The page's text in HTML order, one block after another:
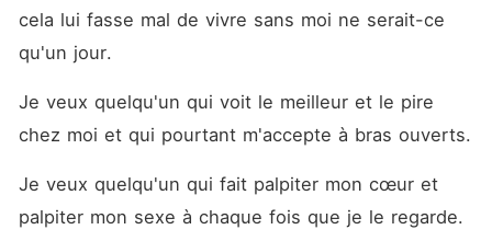
cela lui fasse mal de vivre sans moi ne serait-ce
qu'un jour.
Je veux quelqu'un qui voit le meilleur et le pire
chez moi et qui pourtant m'accepte à bras ouverts.
Je veux quelqu'un qui fait palpiter mon cœur et
palpiter mon sexe à chaque fois que je le regarde.